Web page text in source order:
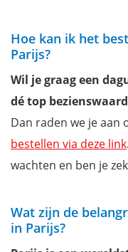
Hoe kan ik het
Parijs?
Wil je graag een
dé top
Dan raden we je aan
bestellen via deze link
wachten en ben je
Wat zijn de
in Parijs?